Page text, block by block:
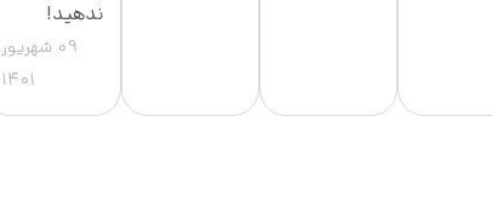
ندهید!
09 شهریور
1401